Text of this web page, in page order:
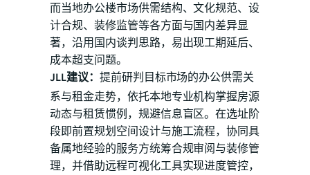
而当地办公楼市场供需结构、文化规范、设
计合规、装修监管等各方面与国内差异显
著，沿用国内谈判思路，易出现工期延后、
成本超支问题。
JLL建议： 提前研判目标市场的办公供需关
系与租金走势，依托本地专业机构掌握房源
动态与租赁惯例，规避信息盲区。在选址阶
段即前置规划空间设计与施工流程，协同具
备属地经验的服务方统筹合规审阅与装修管
理，并借助远程可视化工具实现进度管控，